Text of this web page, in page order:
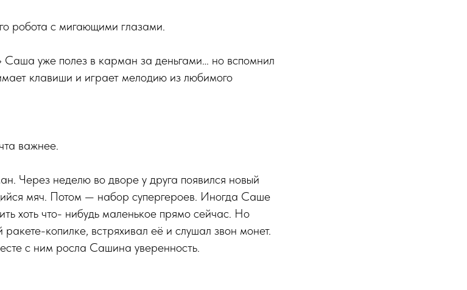
робота с мигающими глазами.
Саша уже полез в карман за деньгами… но вспомнил
клавиши и играет мелодию из любимого
важнее.
Через неделю во дворе у друга появился новый
мяч. Потом — набор супергероев. Иногда Саше
хоть что- нибудь маленькое прямо сейчас. Но
копилке, встряхивал её и слушал звон монет.
с ним росла Сашина уверенность.